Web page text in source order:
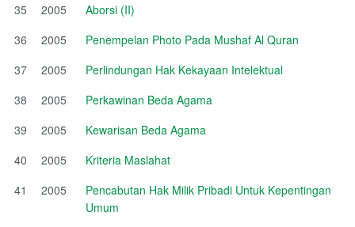
35
2005
Aborsi (II)
36
2005
Penempelan Photo Pada Mushaf Al Quran
37
2005
Perlindungan Hak Kekayaan Intelektual
38
2005
Perkawinan Beda Agama
39
2005
Kewarisan Beda Agama
40
2005
Kriteria Maslahat
41
2005
Pencabutan Hak Milik Pribadi Untuk Kepentingan
Umum